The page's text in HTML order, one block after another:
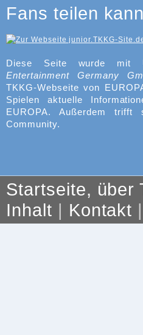
Fans teilen
Diese Seite wurde mit
Entertainment Germany
TKKG-Webseite von
Spielen aktuelle
EUROPA. Außerdem
Community.
Startseite, über
Inhalt | Kontakt |